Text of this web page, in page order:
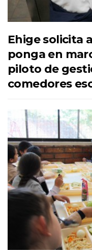
Ehige solicita
ponga en
piloto de
comedores